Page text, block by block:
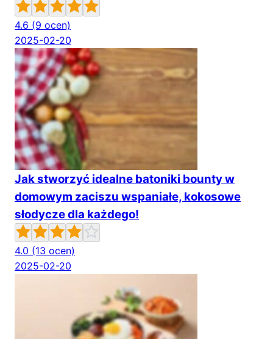
4.6 (9 ocen)
2025-02-20
Jak stworzyć idealne batoniki bounty w
domowym zaciszu wspaniałe, kokosowe
słodycze dla każdego!
4.0 (13 ocen)
2025-02-20